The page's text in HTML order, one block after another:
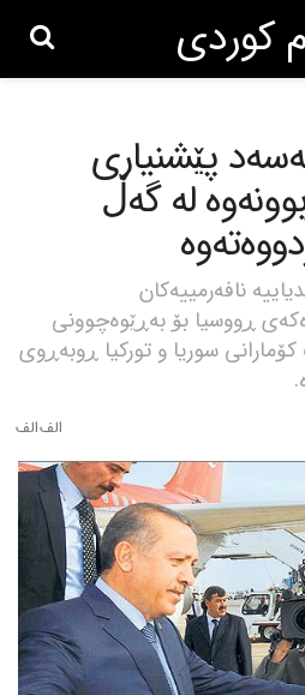
پێشنیاری
لە گەڵ
نافەرمییەکان
ڕووسیا بۆ بەڕێوەچوونی
سوریا و تورکیا ڕوبەڕوی